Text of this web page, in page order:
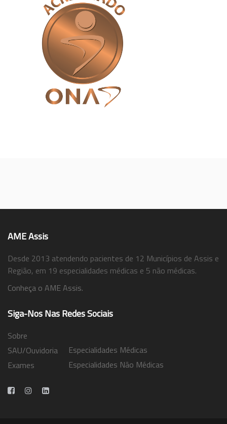
AME Assis
Desde 2013 atendendo pacientes de 12 Municípios de Assis e
Região, em 19 especialidades médicas e 5 não médicas.
Conheça o AME Assis.
Siga-Nos Nas Redes Sociais
Sobre
SAU/Ouvidoria
Exames
Especialidades Médicas
Especialidades Não Médicas